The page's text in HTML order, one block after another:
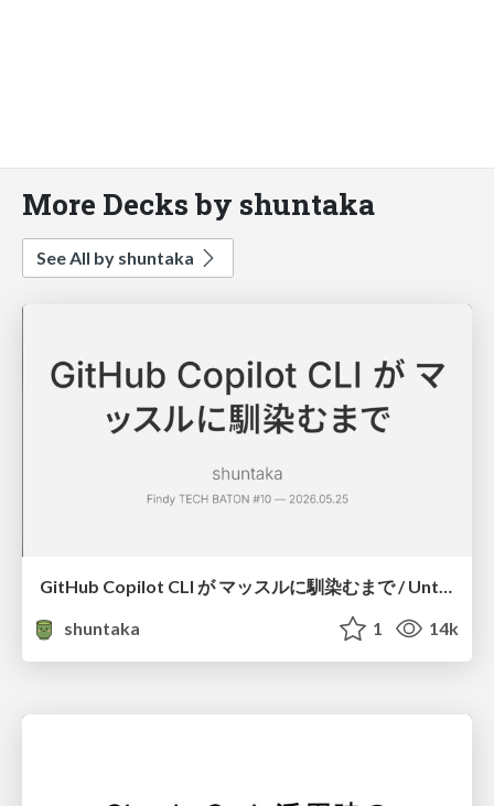
More Decks by shuntaka
See All by shuntaka
GitHub Copilot CLI が マッスルに馴染むまで / Until GitHub Copilot CLI Becomes Second Nature
shuntaka
1 14k